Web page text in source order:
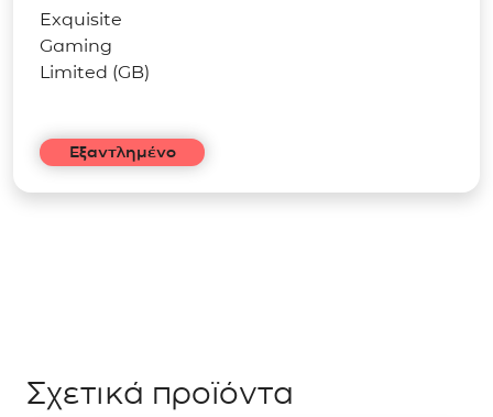
Exquisite
Gaming
Limited (GB)
Εξαντλημένο
Σχετικά προϊόντα